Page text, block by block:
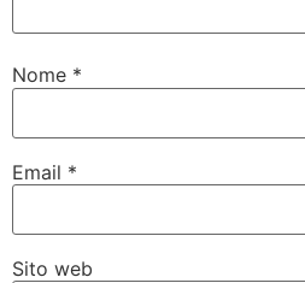
Nome *
Email *
Sito web